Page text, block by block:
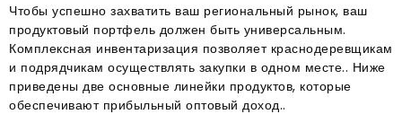
Чтобы успешно захватить ваш региональный рынок, ваш
продуктовый портфель должен быть универсальным.
Комплексная инвентаризация позволяет краснодеревщикам
и подрядчикам осуществлять закупки в одном месте.. Ниже
приведены две основные линейки продуктов, которые
обеспечивают прибыльный оптовый доход..